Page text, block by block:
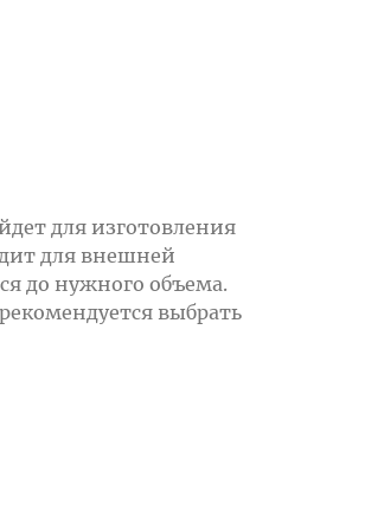
для изготовления
для внешней
до нужного объема.
выбрать